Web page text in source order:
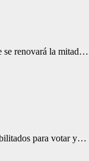
se renovará la mitad…
para votar y…